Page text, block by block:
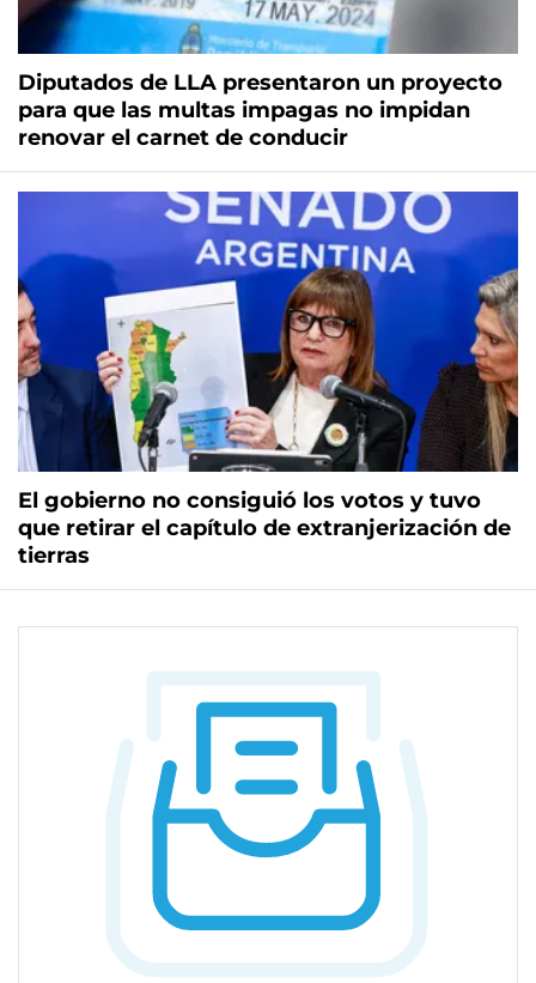
Diputados de LLA presentaron un proyecto
para que las multas impagas no impidan
renovar el carnet de conducir
El gobierno no consiguió los votos y tuvo
que retirar el capítulo de extranjerización de
tierras